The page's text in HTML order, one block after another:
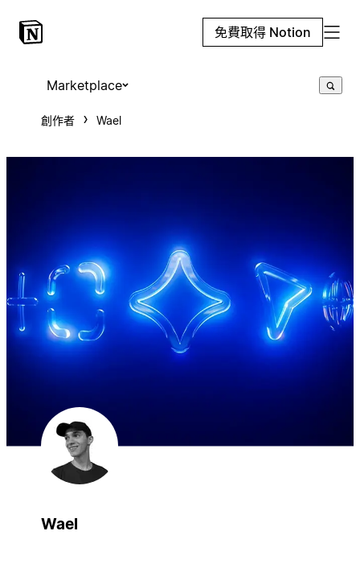
免費取得 Notion
Marketplace
創作者 Wael
Wael